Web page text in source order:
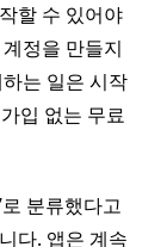
할 수 있어야
정을 만들지
는 일은 시작
입 없는 무료
분류했다고
다. 앱은 계속